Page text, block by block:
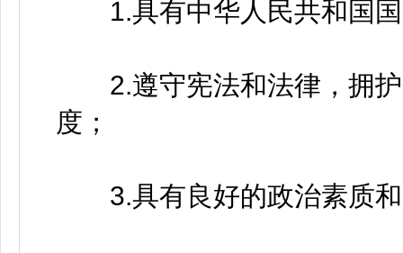
1.具有中华人民共和国国
2.遵守宪法和法律，拥护
度；
3.具有良好的政治素质和